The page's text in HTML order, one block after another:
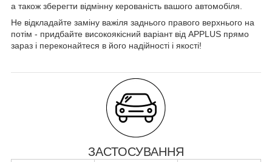
а також зберегти відмінну керованість вашого автомобіля.
Не відкладайте заміну важіля заднього правого верхнього на
потім - придбайте високоякісний варіант від APPLUS прямо
зараз і переконайтеся в його надійності і якості!
ЗАСТОСУВАННЯ